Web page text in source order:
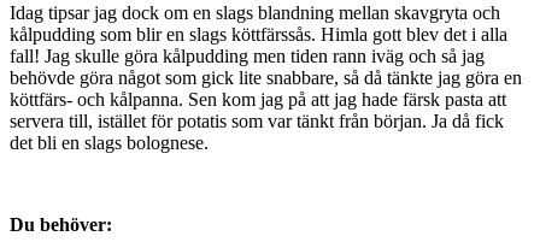
Idag tipsar jag dock om en slags blandning mellan skavgryta och
kålpudding som blir en slags köttfärssås. Himla gott blev det i alla
fall! Jag skulle göra kålpudding men tiden rann iväg och så jag
behövde göra något som gick lite snabbare, så då tänkte jag göra en
köttfärs- och kålpanna. Sen kom jag på att jag hade färsk pasta att
servera till, istället för potatis som var tänkt från början. Ja då fick
det bli en slags bolognese.
Du behöver: